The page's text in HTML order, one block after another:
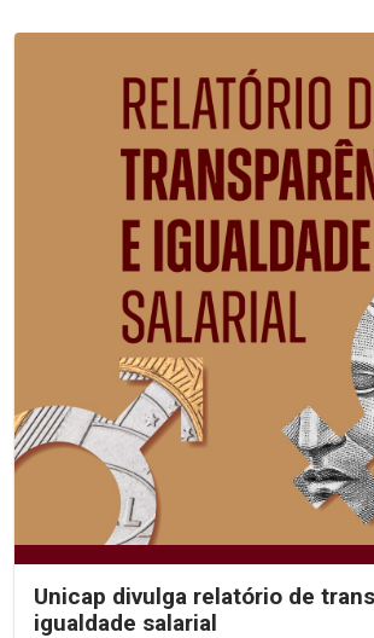
Unicap divulga relatório de
igualdade salarial